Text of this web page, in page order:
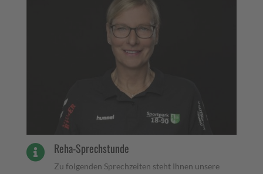
 Reha-Sprechstunde
Zu folgenden Sprechzeiten steht Ihnen unsere